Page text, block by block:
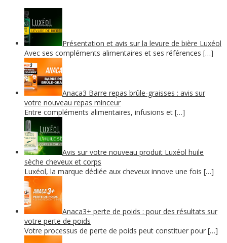
Présentation et avis sur la levure de bière Luxéol
Avec ses compléments alimentaires et ses références […]
Anaca3 Barre repas brûle-graisses : avis sur
votre nouveau repas minceur
Entre compléments alimentaires, infusions et […]
Avis sur votre nouveau produit Luxéol huile
sèche cheveux et corps
Luxéol, la marque dédiée aux cheveux innove une fois […]
Anaca3+ perte de poids : pour des résultats sur
votre perte de poids
Votre processus de perte de poids peut constituer pour […]